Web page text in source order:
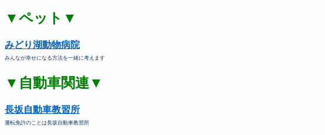
▼ペット▼
みどり湖動物病院
みんなが幸せになる方法を一緒に考えます
▼自動車関連▼
長坂自動車教習所
運転免許のことは長坂自動車教習所